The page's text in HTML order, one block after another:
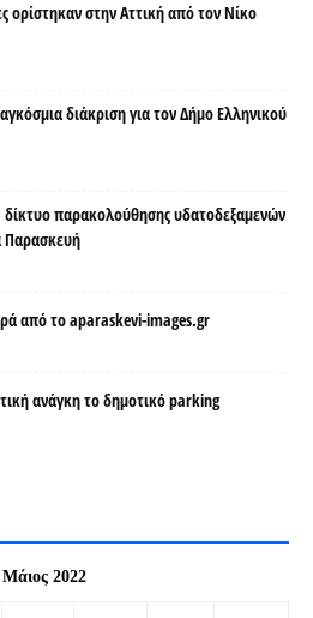
ορίστηκαν στην Αττική από τον Νίκο
διάκριση για τον Δήμο Ελληνικού
παρακολούθησης υδατοδεξαμενών
Παρασκευή
από το aparaskevi-images.gr
ανάγκη το δημοτικό parking
Μάιος 2022